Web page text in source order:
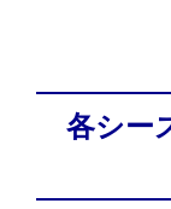
各シー